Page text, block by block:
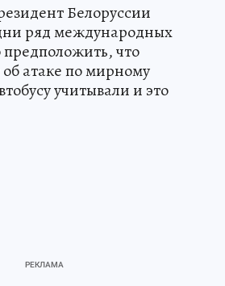
Белоруссии
ряд международных
что
атаке по мирному
учитывали и это